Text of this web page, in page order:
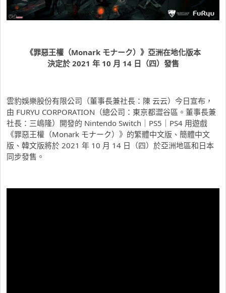
《罪惡王權（Monark モナーク）》 亞洲在地化版本
決定於 2021 年 10 月 14 日（四）發售
雲豹娛樂股份有限公司（董事長兼社長：陳 云云）今日宣布，
由 FURYU CORPORATION（總公司：東京都澀谷區。董事長兼
社長：三嶋隆）開發的 Nintendo Switch｜PS5｜PS4 用遊戲
《罪惡王權（Monark モナーク）》的繁體中文版、簡體中文
版、韓文版將於 2021 年 10 月 14 日（四）於亞洲地區和日本
同步發售。